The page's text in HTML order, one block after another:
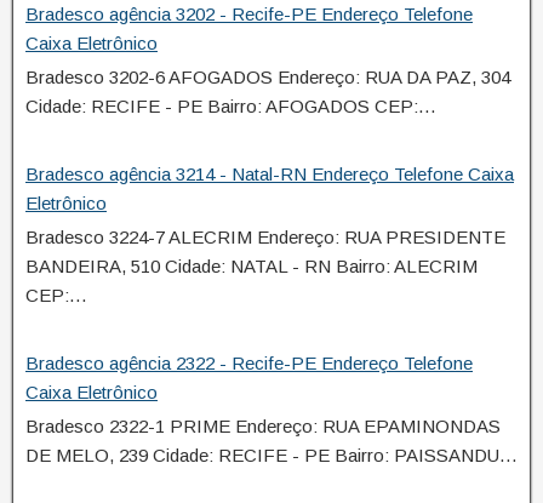
Bradesco agência 3202 - Recife-PE Endereço Telefone
Caixa Eletrônico
Bradesco 3202-6 AFOGADOS Endereço: RUA DA PAZ, 304
Cidade: RECIFE - PE Bairro: AFOGADOS CEP:…
Bradesco agência 3214 - Natal-RN Endereço Telefone Caixa
Eletrônico
Bradesco 3224-7 ALECRIM Endereço: RUA PRESIDENTE
BANDEIRA, 510 Cidade: NATAL - RN Bairro: ALECRIM
CEP:…
Bradesco agência 2322 - Recife-PE Endereço Telefone
Caixa Eletrônico
Bradesco 2322-1 PRIME Endereço: RUA EPAMINONDAS
DE MELO, 239 Cidade: RECIFE - PE Bairro: PAISSANDU…